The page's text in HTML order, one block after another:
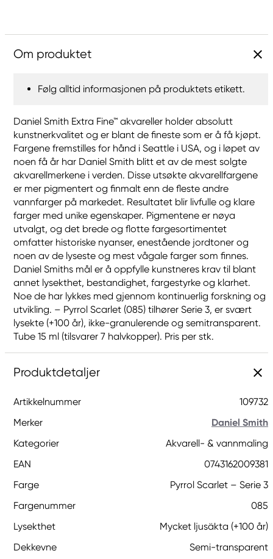
Om produktet
Følg alltid informasjonen på produktets etikett.
Daniel Smith Extra Fine™ akvareller holder absolutt
kunstnerkvalitet og er blant de fineste som er å få kjøpt.
Fargene fremstilles for hånd i Seattle i USA, og i løpet av
noen få år har Daniel Smith blitt et av de mest solgte
akvarellmerkene i verden. Disse utsøkte akvarellfargene
er mer pigmentert og finmalt enn de fleste andre
vannfarger på markedet. Resultatet blir livfulle og klare
farger med unike egenskaper. Pigmentene er nøya
utvalgt, og det brede og flotte fargesortimentet
omfatter historiske nyanser, enestående jordtoner og
noen av de lyseste og mest vågale farger som finnes.
Daniel Smiths mål er å oppfylle kunstneres krav til blant
annet lysekthet, bestandighet, fargestyrke og klarhet.
Noe de har lykkes med gjennom kontinuerlig forskning og
utvikling. – Pyrrol Scarlet (085) tilhører Serie 3, er svært
lysekte (+100 år), ikke-granulerende og semitransparent.
Tube 15 ml (tilsvarer 7 halvkopper). Pris per stk.
Produktdetaljer
Artikkelnummer
109732
Merker
Daniel Smith
Kategorier
Akvarell- & vannmaling
EAN
0743162009381
Farge
Pyrrol Scarlet – Serie 3
Fargenummer
085
Lysekthet
Mycket ljusäkta (+100 år)
Dekkevne
Semi-transparent